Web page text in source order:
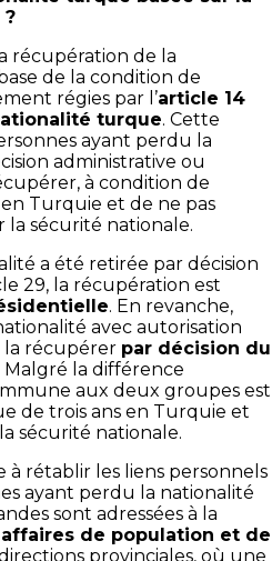
récupération de la
de la condition de
régies par l’article 14
turque. Cette
ayant perdu la
administrative ou
à condition de
Turquie et de ne pas
sécurité nationale.
a été retirée par décision
29, la récupération est
. En revanche,
avec autorisation
la récupérer par décision du
Malgré la différence
aux deux groupes est
de trois ans en Turquie et
sécurité nationale.
rétablir les liens personnels
ayant perdu la nationalité
sont adressées à la
de population et de
directions provinciales, où une